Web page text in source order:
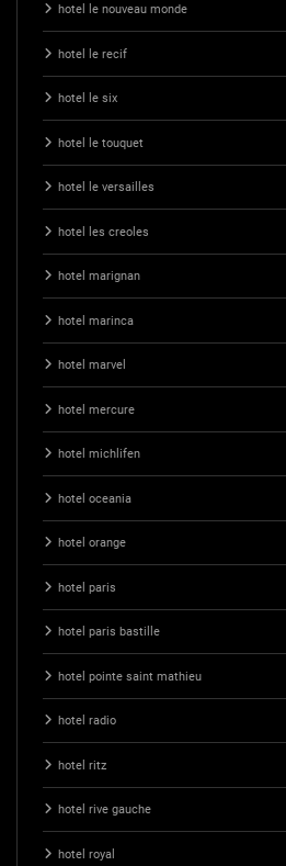
hotel le nouveau monde
hotel le recif
hotel le six
hotel le touquet
hotel le versailles
hotel les creoles
hotel marignan
hotel marinca
hotel marvel
hotel mercure
hotel michlifen
hotel oceania
hotel orange
hotel paris
hotel paris bastille
hotel pointe saint mathieu
hotel radio
hotel ritz
hotel rive gauche
hotel royal